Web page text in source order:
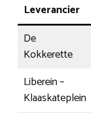
Leverancier
De
Kokkerette
Liberein –
Klaaskateplein